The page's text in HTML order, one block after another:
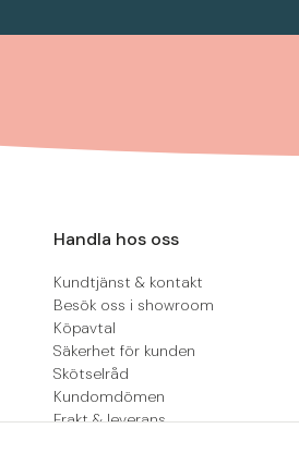
Handla hos oss
Kundtjänst & kontakt
Besök oss i showroom
Köpavtal
Säkerhet för kunden
Skötselråd
Kundomdömen
Frakt & leverans